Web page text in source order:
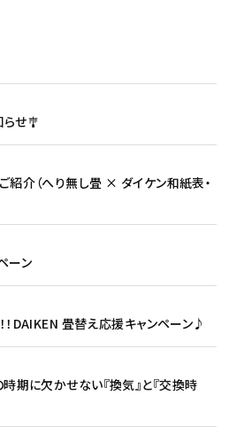
せ🎐
紹介（へり無し畳 × ダイケン和紙表・
ーン
！DAIKEN 畳替え応援キャンペーン♪
時期に欠かせない『換気』と『交換時